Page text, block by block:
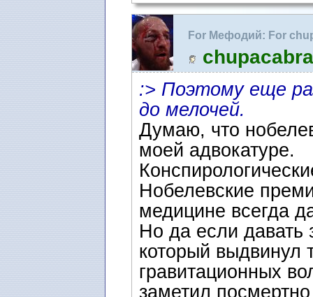
For Мефодий: For
Израиль, защита
chupacabra
:> Поэтому еще
до мелочей.
Думаю, что
моей адвокатуре.
Нобелевские
медицине всегда
Но да если давать
который выдвинул
гравитационных
заметил